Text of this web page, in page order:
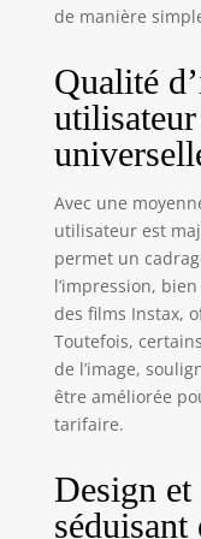
de manière
Qualité
Avec une
utilisateur est
permet un
l’impression,
des films Instax,
Toutefois,
de l’image,
être améliorée
tarifaire.
Design et
séduisant